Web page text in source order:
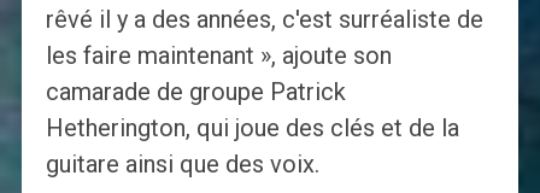
rêvé il y a des années, c'est surréaliste de
les faire maintenant », ajoute son
camarade de groupe Patrick
Hetherington, qui joue des clés et de la
guitare ainsi que des voix.